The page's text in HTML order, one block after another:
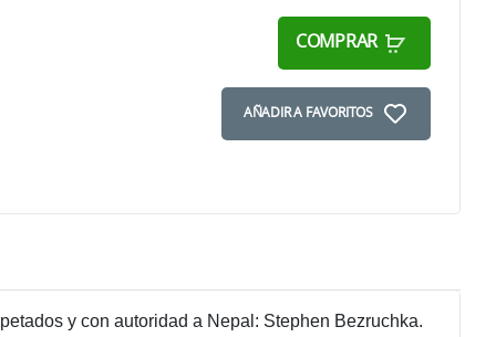
COMPRAR
AÑADIR A FAVORITOS
y con autoridad a Nepal: Stephen Bezruchka.